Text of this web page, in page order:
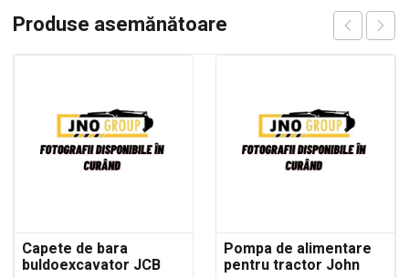
Produse asemănătoare
Capete de bara
buldoexcavator JCB
Pompa de alimentare
pentru tractor John